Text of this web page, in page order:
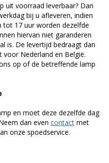
uit voorraad leverbaar? Dan
bij u afleveren, indien
tot 17 uur worden dezelfde
hiervan niet garanderen
is. De levertijd bedraagt dan
voor Nederland en België.
op of de betreffende lamp
en moet deze dezelfde dag
dan even contact met
onze spoedservice.